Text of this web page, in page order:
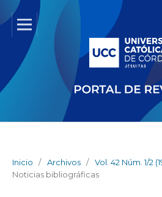
Inicio / Archivos / Vol. 42 Núm. 1/2
Noticias bibliográficas